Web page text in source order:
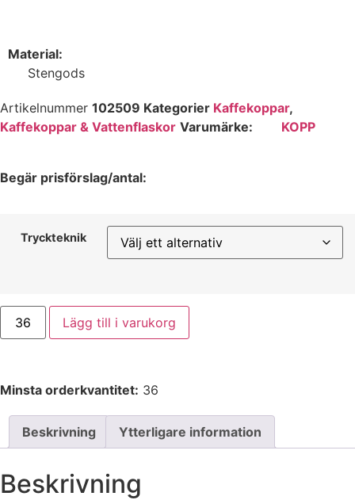
Material:
Stengods
Artikelnummer 102509 Kategorier Kaffekoppar,
Kaffekoppar & Vattenflaskor Varumärke: KOPP
Begär prisförslag/antal:
Tryckteknik
Lägg till i varukorg
Minsta orderkvantitet: 36
Beskrivning Ytterligare information
Beskrivning